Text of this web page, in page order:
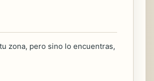
zona, pero sino lo encuentras,